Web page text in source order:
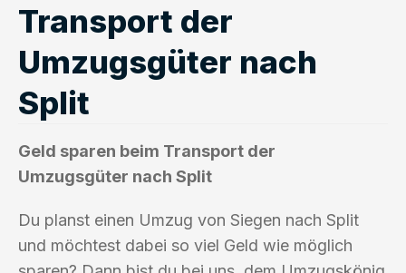
Transport der
Umzugsgüter nach
Split
Geld sparen beim Transport der
Umzugsgüter nach Split
Du planst einen Umzug von Siegen nach Split
und möchtest dabei so viel Geld wie möglich